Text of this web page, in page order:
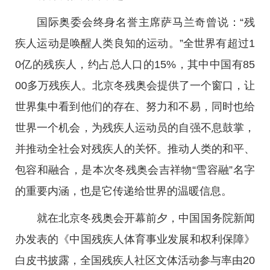
国际奥委会终身名誉主席萨马兰奇曾说：“残
疾人运动是唤醒人类良知的运动。”全世界有超过1
0亿的残疾人，约占总人口的15%，其中中国有85
00多万残疾人。北京冬残奥会提供了一个窗口，让
世界集中看到他们的存在、努力和不易，同时也给
世界一个机会，为残疾人运动员的自强不息鼓掌，
并推动全社会对残疾人的关怀。推动人类的和平、
包容和融合，是本次冬残奥会吉祥物“雪容融”名字
的重要内涵，也是它传递给世界的温暖信息。
就在北京冬残奥会开幕前夕，中国国务院新闻
办发表的《中国残疾人体育事业发展和权利保障》
白皮书披露，全国残疾人社区文体活动参与率由20